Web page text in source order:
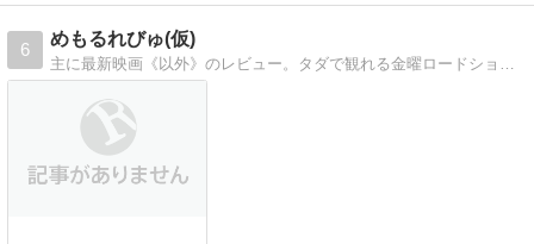
6
めもるれびゅ(仮)
主に最新映画《以外》のレビュー。タダで観れる金曜ロードショーや午後のロードショーのレビューを雑に書いています。